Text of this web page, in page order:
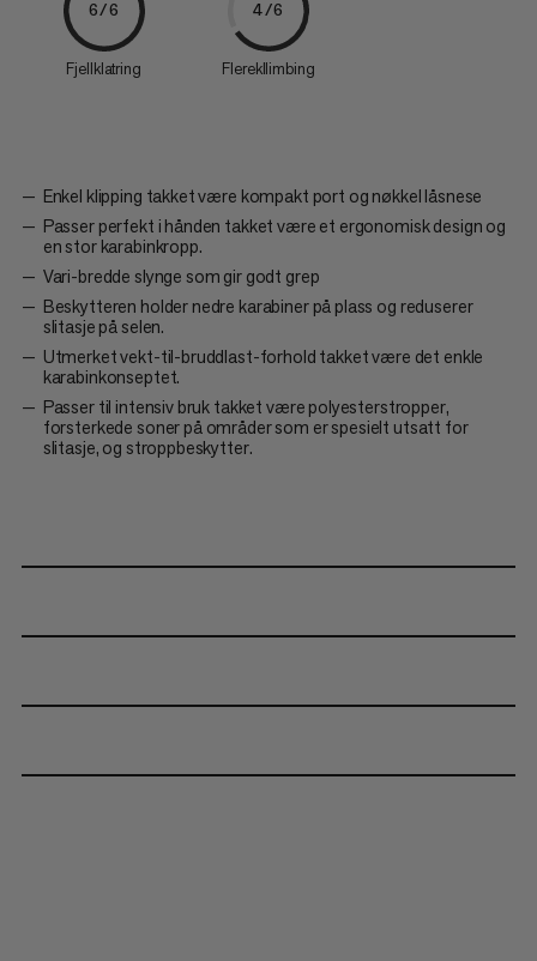
6/6
Fjellklatring
4/6
Flerekllimbing
Enkel klipping takket være kompakt port og nøkkel låsnese
Passer perfekt i hånden takket være et ergonomisk design og
en stor karabinkropp.
Vari-bredde slynge som gir godt grep
Beskytteren holder nedre karabiner på plass og reduserer
slitasje på selen.
Utmerket vekt-til-bruddlast-forhold takket være det enkle
karabinkonseptet.
Passer til intensiv bruk takket være polyesterstropper,
forsterkede soner på områder som er spesielt utsatt for
slitasje, og stroppbeskytter.